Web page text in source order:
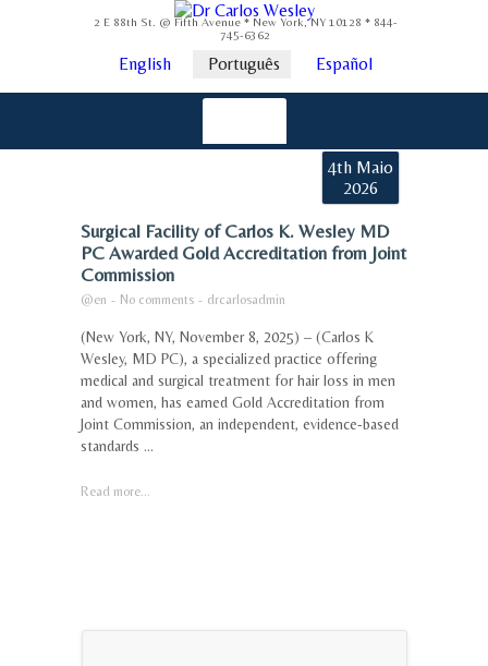
2 E 88th St. @ Fifth Avenue * New York, NY 10128 * 844-
745-6362
English Português Español
4th Maio
2026
Surgical Facility of Carlos K. Wesley MD
PC Awarded Gold Accreditation from Joint
Commission
@en - No comments - drcarlosadmin
(New York, NY, November 8, 2025) – (Carlos K
Wesley, MD PC), a specialized practice offering
medical and surgical treatment for hair loss in men
and women, has earned Gold Accreditation from
Joint Commission, an independent, evidence-based
standards ...
Read more...